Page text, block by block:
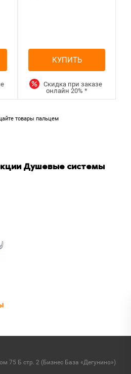
КУПИТЬ
Скидка при заказе
онлайн20%*
Душевые системы
75 Б стр. 2 (Бизнес База «Дегунино»)